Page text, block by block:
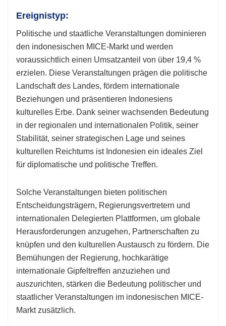
Ereignistyp:
Politische und staatliche Veranstaltungen dominieren
den indonesischen MICE-Markt und werden
voraussichtlich einen Umsatzanteil von über 19,4 %
erzielen. Diese Veranstaltungen prägen die politische
Landschaft des Landes, fördern internationale
Beziehungen und präsentieren Indonesiens
kulturelles Erbe. Dank seiner wachsenden Bedeutung
in der regionalen und internationalen Politik, seiner
Stabilität, seiner strategischen Lage und seines
kulturellen Reichtums ist Indonesien ein ideales Ziel
für diplomatische und politische Treffen.
Solche Veranstaltungen bieten politischen
Entscheidungsträgern, Regierungsvertretern und
internationalen Delegierten Plattformen, um globale
Herausforderungen anzugehen, Partnerschaften zu
knüpfen und den kulturellen Austausch zu fördern. Die
Bemühungen der Regierung, hochkarätige
internationale Gipfeltreffen anzuziehen und
auszurichten, stärken die Bedeutung politischer und
staatlicher Veranstaltungen im indonesischen MICE-
Markt zusätzlich.